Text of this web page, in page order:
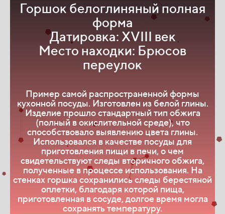
Горшок белоглиняный полная
форма
Датировка: XVIII век
Место находки: Брюсов
переулок
Пример самой распространенной формы
кухонной посуды. Изготовлен из белой глины.
Изделие прошло стандартный тип обжига
(полный в окислительной среде), что
способствовало выявлению цвета глины.
Использовался в качестве посуды для
приготовления пищи в печи, о чем
свидетельствуют следы вторичного обжига,
полученные в процессе использования. На
стенках горшка сохранились следы берестяной
оплетки, благодаря которой пища,
приготовленная в сосуде, долгое время могла
сохранять температуру.